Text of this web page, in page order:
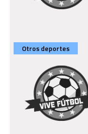
Otros deportes